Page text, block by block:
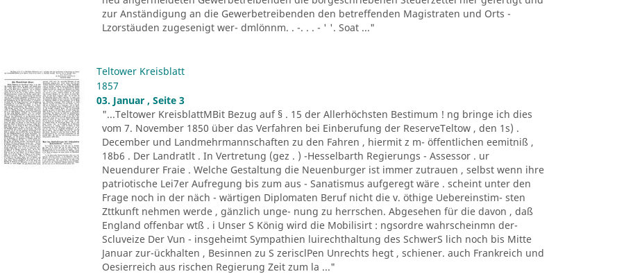
zur Anständigung an die Gewerbetreibenden den betreffenden Magistraten und Orts -
Lzorstäuden zugesenigt wer- dmlönnm. . -. . . - ' '. Soat ..."
Teltower Kreisblatt
1857
03. Januar , Seite 3
"...Teltower KreisblattMBit Bezug auf § . 15 der Allerhöchsten Bestimum ! ng bringe ich dies
vom 7. November 1850 über das Verfahren bei Einberufung der ReserveTeltow , den 1s) .
December und Landmehrmannschaften zu den Fahren , hiermit z m- öffentlichen eemitniß ,
18b6 . Der Landratlt . In Vertretung (gez . ) -Hesselbarth Regierungs - Assessor . ur
Neuendurer Fraie . Welche Gestaltung die Neuenburger ist immer zutrauen , selbst wenn ihre
patriotische Lei7er Aufregung bis zum aus - Sanatismus aufgeregt wäre . scheint unter den
Frage noch in der näch - wärtigen Diplomaten Beruf nicht die v. öthige Uebereinstim- sten
Zttkunft nehmen werde , gänzlich unge- nung zu herrschen. Abgesehen für die davon , daß
England offenbar wtß . i Unser S König wird die Mobilisirt : ngsordre wahrscheinmn der-
Scluveize Der Vun - insgeheimt Sympathien luirechthaltung des SchwerS lich noch bis Mitte
Januar zur-ückhalten , Besinnen zu S zerisclPen Unrechts hegt , schiener. auch Frankreich und
Oesierreich aus rischen Regierung Zeit zum la ..."